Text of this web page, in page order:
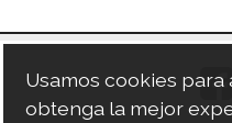
Usamos cookies
obtenga la mejor